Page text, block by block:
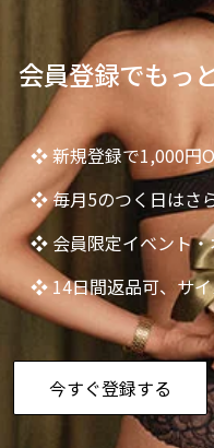
会員登録でもっ
❖ 新規登録で1,000円
❖ 毎月5のつく日はさ
❖ 会員限定イベント・
❖ 14日間返品可、サイ
今すぐ登録する